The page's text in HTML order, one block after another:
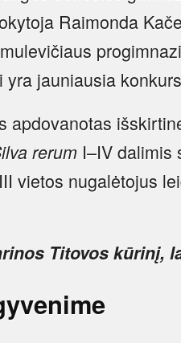
Raimonda
yra jauniausia
apdovanotas
rerum I–IV dalimis
vietos nugalėtojus
Titovos kūrinį,